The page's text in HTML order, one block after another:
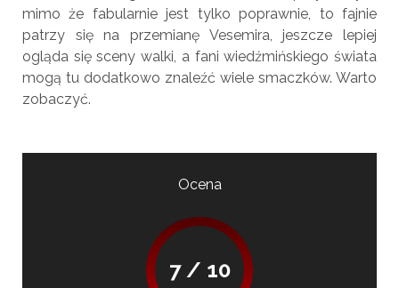
mimo że fabularnie jest tylko poprawnie, to fajnie
patrzy się na przemianę Vesemira, jeszcze lepiej
ogląda się sceny walki, a fani wiedźmińskiego świata
mogą tu dodatkowo znaleźć wiele smaczków. Warto
zobaczyć.
Ocena
7 / 10